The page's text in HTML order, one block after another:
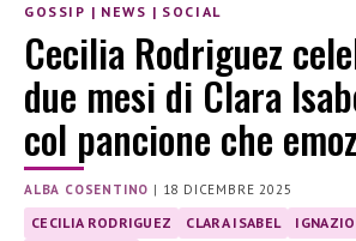
GOSSIP | NEWS | SOCIAL
Cecilia Rodriguez
due mesi di Clara
col pancione che
ALBA COSENTINO | 18 DICEMBRE 2025
CECILIA RODRIGUEZ CLARA ISABEL